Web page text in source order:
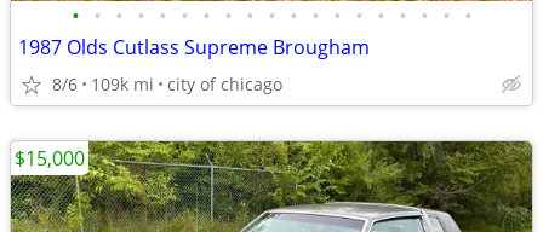
• • • • • • • • • • • • • • • • • • •
1987 Olds Cutlass Supreme Brougham
8/6 109k mi city of chicago
$15,000